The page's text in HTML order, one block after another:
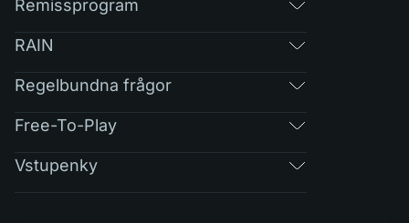
Remissprogram
RAIN
Regelbundna frågor
Free-To-Play
Vstupenky